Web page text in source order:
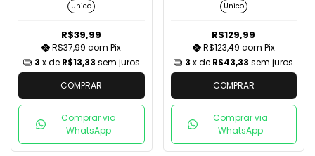
Unico
R$39,99
R$37,99com Pix
3 x de R$13,33 sem juros
COMPRAR
Comprar via
WhatsApp
Unico
R$129,99
R$123,49 com Pix
3 x de R$43,33 sem juros
COMPRAR
Comprar via
WhatsApp